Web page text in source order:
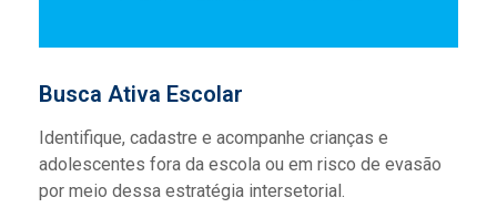
Busca Ativa Escolar
Identifique, cadastre e acompanhe crianças e
adolescentes fora da escola ou em risco de evasão
por meio dessa estratégia intersetorial.